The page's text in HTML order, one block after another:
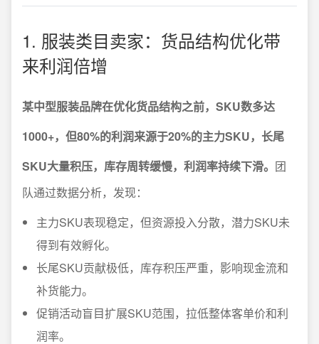
1. 服装类目卖家：货品结构优化带
来利润倍增
某中型服装品牌在优化货品结构之前，SKU数多达
1000+，但80%的利润来源于20%的主力SKU，长尾
SKU大量积压，库存周转缓慢，利润率持续下滑。 团
队通过数据分析，发现：
主力SKU表现稳定，但资源投入分散，潜力SKU未
得到有效孵化。
长尾SKU贡献极低，库存积压严重，影响现金流和
补货能力。
促销活动盲目扩展SKU范围，拉低整体客单价和利
润率。